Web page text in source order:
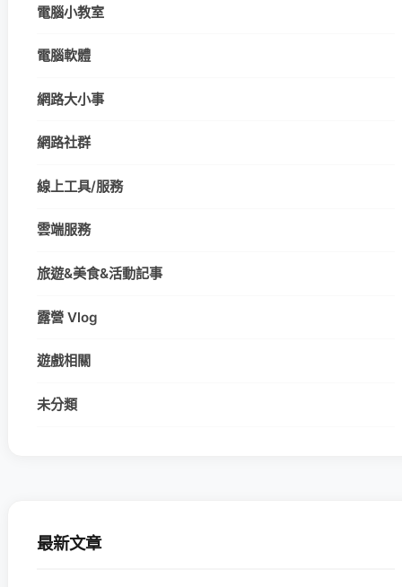
電腦小教室
電腦軟體
網路大小事
網路社群
線上工具/服務
雲端服務
旅遊&美食&活動記事
露營 Vlog
遊戲相關
未分類
最新文章